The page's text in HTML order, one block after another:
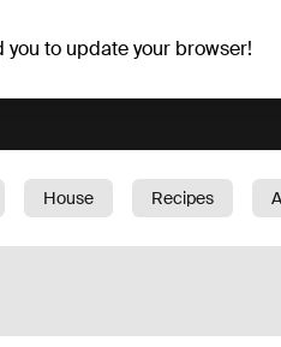
to update your browser!
House Recipes